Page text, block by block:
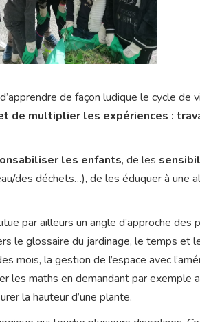
de façon ludique le cycle de
de multiplier les expériences :
les enfants, de les
des déchets…), de les éduquer à une
par ailleurs un angle d’approche des
le glossaire du jardinage, le temps et
mois, la gestion de l’espace avec
les maths en demandant par exemple
la hauteur d’une plante.